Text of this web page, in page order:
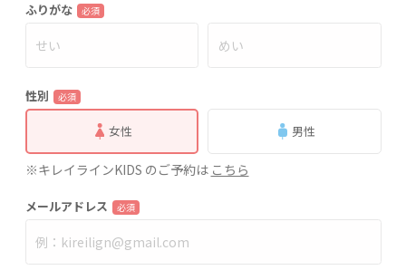
ふりがな 必須
性別 必須
女性 男性
※キレイラインKIDS のご予約は こちら
メールアドレス 必須